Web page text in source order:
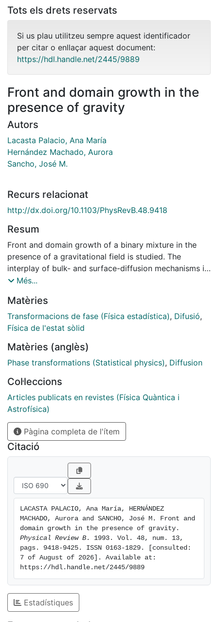
Tots els drets reservats
Si us plau utilitzeu sempre aquest identificador
per citar o enllaçar aquest document:
https://hdl.handle.net/2445/9889
Front and domain growth in the
presence of gravity
Autors
Lacasta Palacio, Ana María
Hernández Machado, Aurora
Sancho, José M.
Recurs relacionat
http://dx.doi.org/10.1103/PhysRevB.48.9418
Resum
Front and domain growth of a binary mixture in the
presence of a gravitational field is studied. The
interplay of bulk- and surface-diffusion mechanisms is
analyzed. An equation for the evolution of interfaces is
equation with a concentration-dependent diffusion
coefficient. Scaling arguments on this equation give
the exponents of a power-law growth. Numerical
corroborate the theoretical analysis.
Més...
Matèries
Transformacions de fase (Física estadística), Difusió,
Física de l'estat sòlid
Matèries (anglès)
Phase transformations (Statistical physics), Diffusion
Col·leccions
Articles publicats en revistes (Física Quàntica i
Astrofísica)
Pàgina completa de l'ítem
Citació
LACASTA PALACIO, Ana María, HERNÁNDEZ
MACHADO, Aurora and SANCHO, José M. Front and
Physical Review B . 1993. Vol. 48, num. 13,
pags. 9418-9425. ISSN 0163-1829. [consulted:
7 of August of 2026]. Available at:
https://hdl.handle.net/2445/9889
Estadístiques